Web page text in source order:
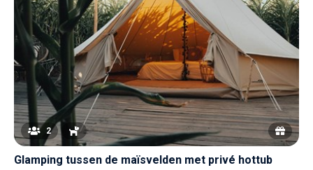
2
Glamping tussen de maïsvelden met privé hottub